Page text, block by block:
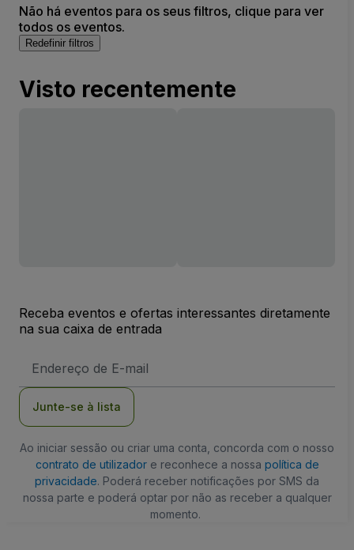
Não há eventos para os seus filtros, clique para ver
todos os eventos.
Redefinir filtros
Visto recentemente
Receba eventos e ofertas interessantes diretamente
na sua caixa de entrada
de
Junte-se à lista
Ao iniciar sessão ou criar uma conta, concorda com o nosso
contrato de utilizadore reconhece a nossa política de
privacidade. Poderá receber notificações por SMS da
nossa parte e poderá optar por não as receber a qualquer
momento.